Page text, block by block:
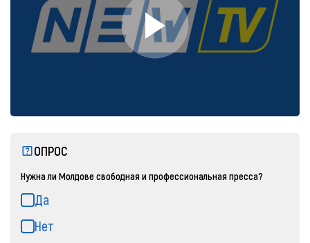
ОПРОС
Нужна ли Молдове свободная и профессиональная пресса?
Да
Нет